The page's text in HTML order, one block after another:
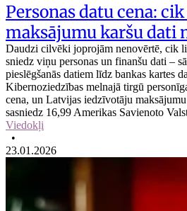
Personas datu cena:
maksājumu karšu dati
Daudzi cilvēki joprojām nenovērtē, cik
sniedz viņu personas un finanšu dati –
pieslēgšanās datiem līdz bankas kartes
Kibernoziedzības melnajā tirgū
cena, un Latvijas iedzīvotāju
sasniedz 16,99 Amerikas Savienoto
Viedokļi
•
23.01.2026